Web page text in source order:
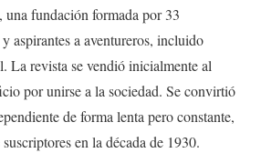
fundación formada por 33
aspirantes a aventureros, incluido
La revista se vendió inicialmente al
por unirse a la sociedad. Se convirtió
de forma lenta pero constante,
en la década de 1930.